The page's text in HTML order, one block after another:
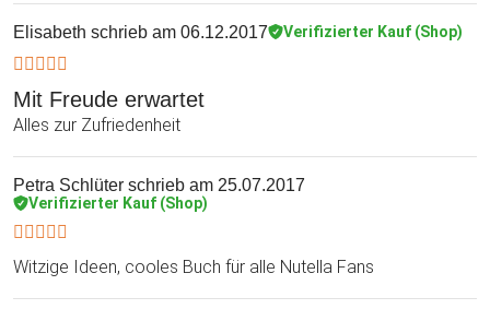
Elisabeth schrieb am 06.12.2017 Verifizierter Kauf (Shop)
Mit Freude erwartet
Alles zur Zufriedenheit
Petra Schlüter schrieb am 25.07.2017
Verifizierter Kauf (Shop)
Witzige Ideen, cooles Buch für alle Nutella Fans